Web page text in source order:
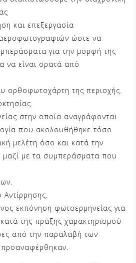
και επεξεργασία
ώστε να
για την μορφή της
να είναι ορατά από
ορθοφωτοχάρτη της περιοχής.
στην οποία αναγράφονται
που ακολουθήθηκε τόσο
μελέτη όσο και κατά την
με τα συμπεράσματα που
εκπόνηση φωτοερμηνείας για
της πράξης χαρακτηρισμού
από την παραλαβή των
προαναφέρθηκαν.